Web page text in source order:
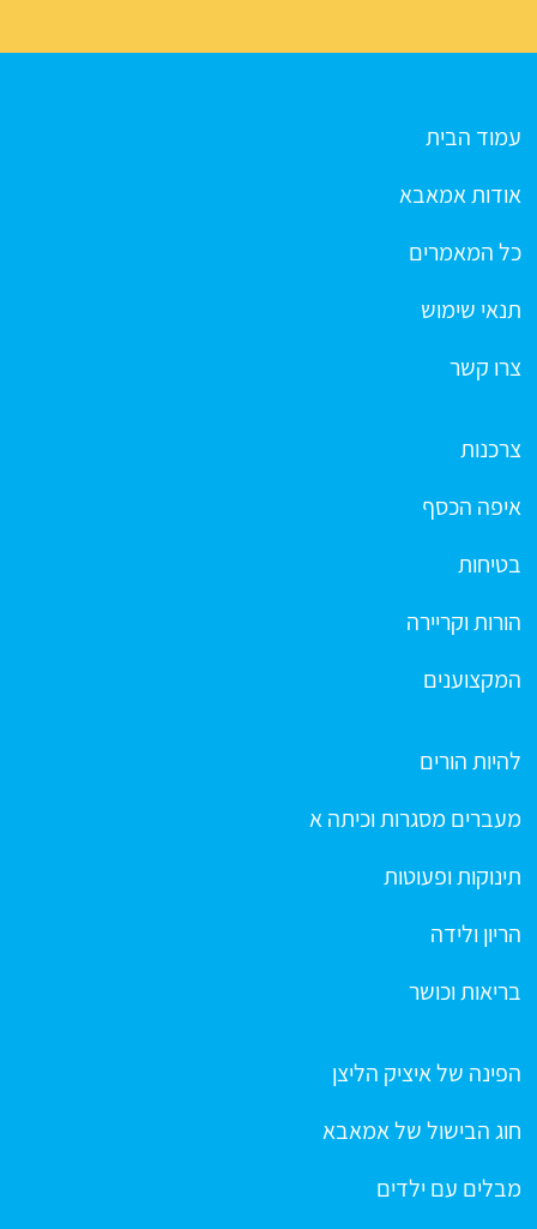
עמוד הבית
אודות אמאבא
כל המאמרים
תנאי שימוש
צרו קשר
צרכנות
איפה הכסף
בטיחות
הורות וקריירה
המקצוענים
להיות הורים
מעברים מסגרות וכיתה א
תינוקות ופעוטות
הריון ולידה
בריאות וכושר
הפינה של איציק הליצן
חוג הבישול של אמאבא
מבלים עם ילדים